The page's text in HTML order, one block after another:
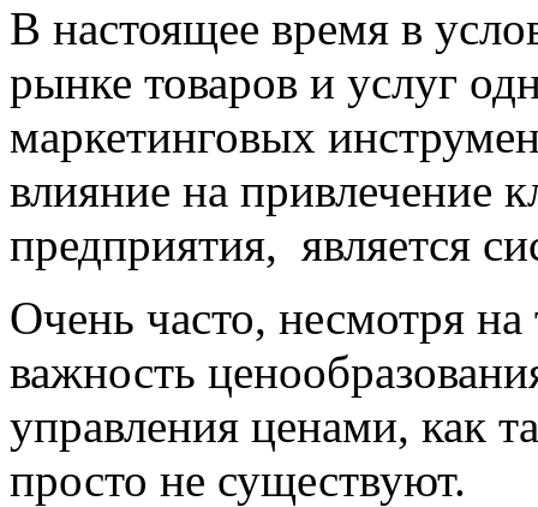
В настоящее время в
рынке товаров и услуг
маркетинговых
влияние на привлечение
предприятия, является
Очень часто, несмотря
важность
управления ценами, как
просто не существуют.